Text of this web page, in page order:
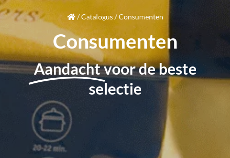
/Catalogus/Consumenten
Consumenten
Aandachtvoor de beste
selectie